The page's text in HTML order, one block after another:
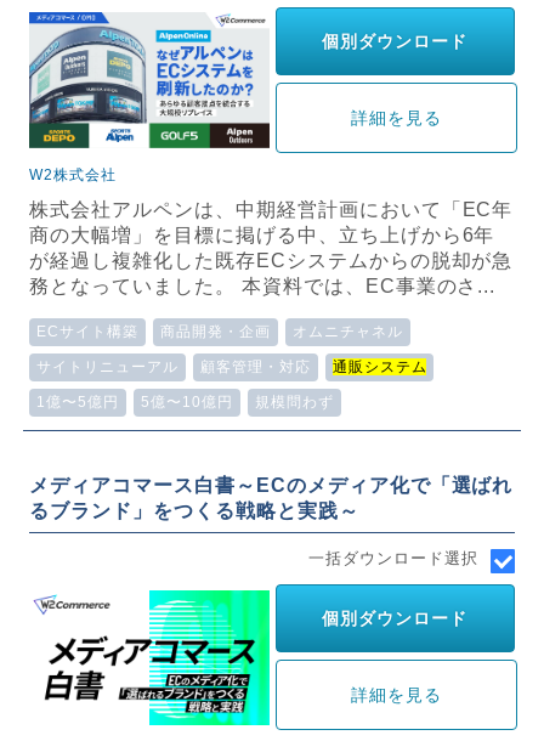
個別ダウンロード
詳細を見る
W2株式会社
株式会社アルペンは、中期経営計画において「EC年
商の大幅増」を目標に掲げる中、立ち上げから6年
が経過し複雑化した既存ECシステムからの脱却が急
務となっていました。 本資料では、EC事業のさ...
ECサイト構築 商品開発・企画 オムニチャネル
サイトリニューアル 顧客管理・対応 通販システム
1億〜5億円 5億〜10億円 規模問わず
メディアコマース白書～ECのメディア化で「選ばれ
るブランド」をつくる戦略と実践～
一括ダウンロード選択
個別ダウンロード
詳細を見る